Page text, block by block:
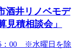
酒井リノベモデ
見積相談会」
：00 ※水曜日を除